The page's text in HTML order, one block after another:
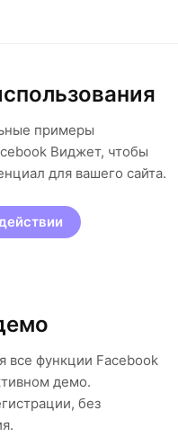
примеры
Виджет, чтобы
для вашего сайта.
все функции Facebook
демо.
без